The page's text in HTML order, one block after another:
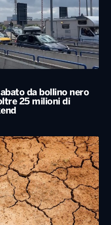
da bollino nero
25 milioni di